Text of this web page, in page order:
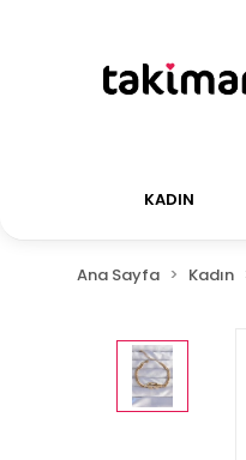
KADIN
Ana Sayfa Kadın